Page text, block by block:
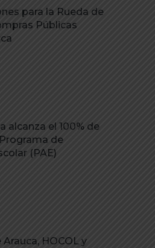
para la Rueda de
Públicas
alcanza el 100% de
de
(PAE)
HOCOL y